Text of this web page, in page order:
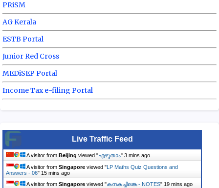
PRiSM
AG Kerala
ESTB Portal
Junior Red Cross
MEDiSEP Portal
Income Tax e-filing Portal
Live Traffic Feed
A visitor from Beijing viewed "എഴുതാം" 3 mins ago
A visitor from Singapore viewed "LP Maths Quiz Questions and
Answers - 06" 15 mins ago
A visitor from Singapore viewed "കനകച്ചിലങ്ക - NOTES" 19 mins ago